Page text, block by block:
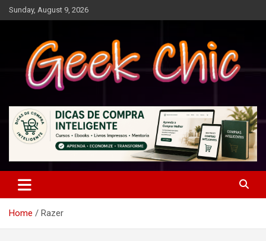
Skip
to
Sunday, August 9, 2026
Geek Chic
Home Razer